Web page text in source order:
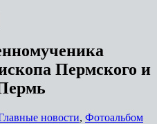
Пермского и
новости, Фотоальбом